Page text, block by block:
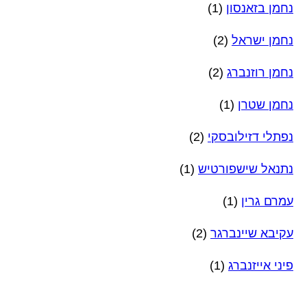
נחמן בזאנסון (1)
נחמן ישראל (2)
נחמן רוזנברג (2)
נחמן שטרן (1)
נפתלי דזילובסקי (2)
נתנאל שישפורטיש (1)
עמרם גרין (1)
עקיבא שיינברגר (2)
פיני אייזנברג (1)